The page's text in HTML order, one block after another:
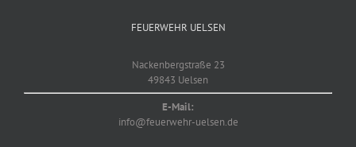
FEUERWEHR UELSEN
Nackenbergstraße 23
49843 Uelsen
E-Mail:
info@feuerwehr-uelsen.de